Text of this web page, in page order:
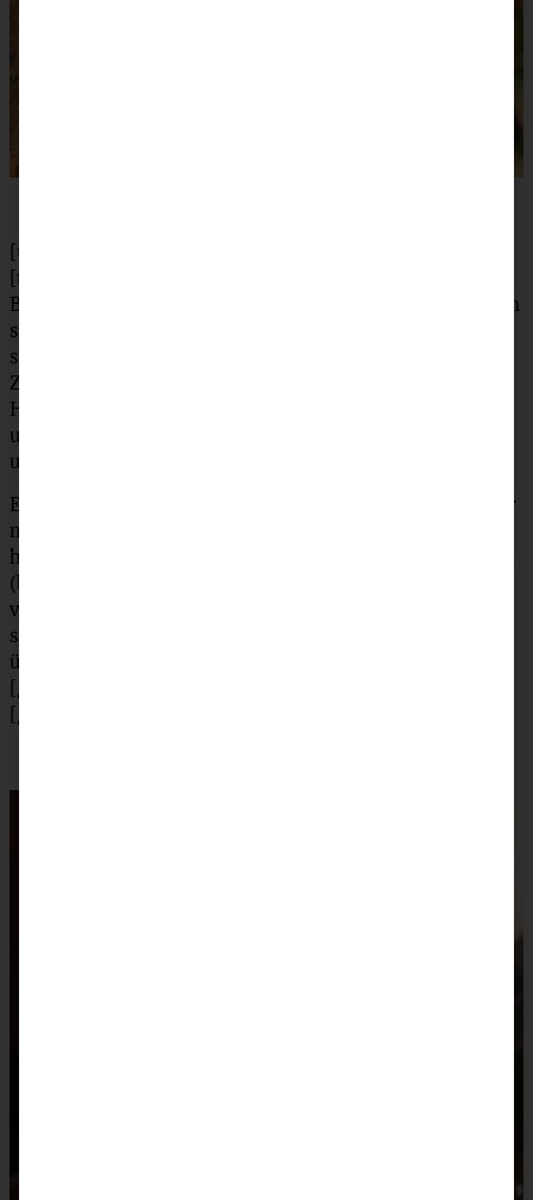
[tabs]
[tab title=”Zubereitung”]
Backofen auf 180 °C (160 °C Umluft) vorheizen. Die Birnen
schälen, Kerngehäuse entfernen und in kleine Stücke
schneiden. Mehl, gemahlene Haselnüsse, Backpulver,
Zimt und Kakao mischen. Butter und Zucker mit dem
Handrührer cremig rühren. Eier nacheinander
unterrühren. Nach und nach die Mehlmischung zufügen
und verrühren. Zuletzt die Birnenstücke unterheben.
Eine rechteckige Form (ca. 34 x 24 cm) gut ausfetten oder
mit Backpapier auslegen. Teig gleichmäßig
hineinstreichen. Den Kuchen für 35 – 40 Minuten backen
(bitte Stäbchenprobe machen und Backzeit evtl.
verlängern!). Wer mag, kann noch etwas Kuchenglasur
schmelzen und über den Kuchen geben. Er schmeckt
übrigens lauwarm und kalt sehr, sehr lecker!
[/tab]
[/tabs]